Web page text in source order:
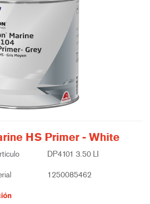
HS Primer - White
DP4101 3.50 LI
1250085462